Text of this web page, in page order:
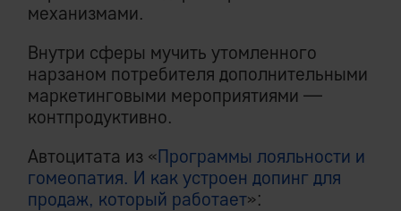
механизмами.
Внутри сферы мучить утомленного
нарзаном потребителя дополнительными
маркетинговыми мероприятиями —
контпродуктивно.
Автоцитата из «Программы лояльности и
гомеопатия. И как устроен допинг для
продаж, который работает»: